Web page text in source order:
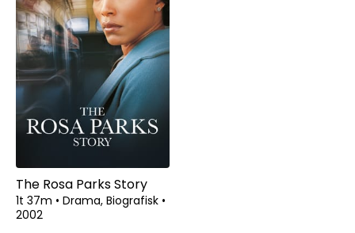
The Rosa Parks Story
1t 37m • Drama, Biografisk •
2002